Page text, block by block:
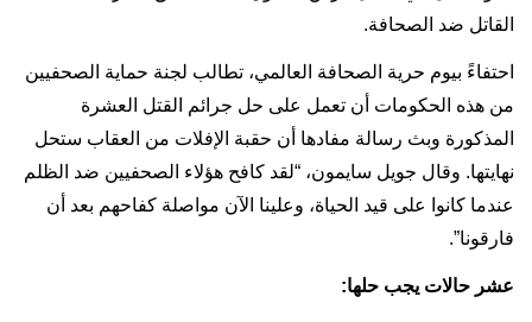
القاتل ضد الصحافة.
احتفاءً بيوم حرية الصحافة العالمي، تطالب لجنة حماية الصحفيين
من هذه الحكومات أن تعمل على حل جرائم القتل العشرة
المذكورة وبث رسالة مفادها أن حقبة الإفلات من العقاب ستحل
نهايتها. وقال جويل سايمون، “لقد كافح هؤلاء الصحفيين ضد الظلم
عندما كانوا على قيد الحياة، وعلينا الآن مواصلة كفاحهم بعد أن
فارقونا”.
عشر حالات يجب حلها: